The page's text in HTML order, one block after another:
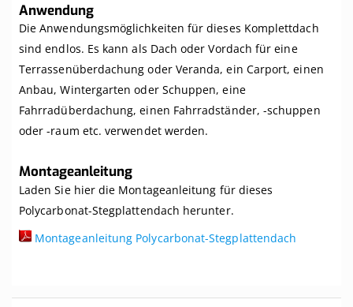
Anwendung
Die Anwendungsmöglichkeiten für dieses Komplettdach
sind endlos. Es kann als Dach oder Vordach für eine
Terrassenüberdachung oder Veranda, ein Carport, einen
Anbau, Wintergarten oder Schuppen, eine
Fahrradüberdachung, einen Fahrradständer, -schuppen
oder -raum etc. verwendet werden.
Montageanleitung
Laden Sie hier die Montageanleitung für dieses
Polycarbonat-Stegplattendach herunter.
Montageanleitung Polycarbonat-Stegplattendach